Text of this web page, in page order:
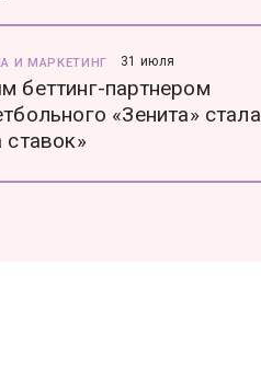
И МАРКЕТИНГ 31 июля
беттинг-партнером
«Зенита» стала
ставок»